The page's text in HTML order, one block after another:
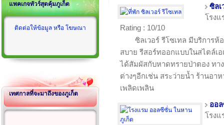
แพคเกจทัวร์สุดคุ้มภูเก็ต
ติดต่อให้ข้อมูล หรือ โฆษณา
เทศกาลที่จะมาถึงของภูเก็ต
ซิลเ
โรง
Rating : 10/10
ซิลเวอร์ รีโซเทล มีบริการ
สบาย รีสอร์ทออกแบบในสไตล์เ
ได้สัมผัสกับหาดทรายป่าตอง ทา
ต่างๆอีกเช่น สระว่ายน้ำ ร้านอ
เพลิดเพลิน
ออ
โรง